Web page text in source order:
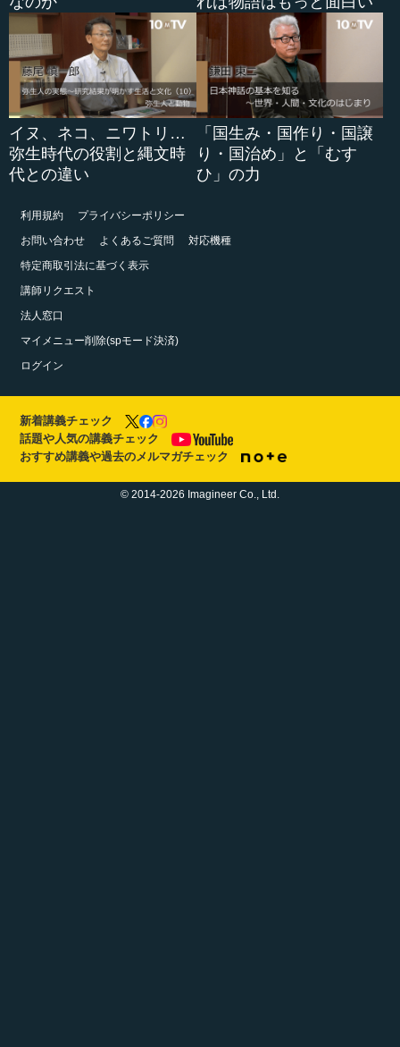
イヌ、ネコ、ニワトリ…
弥生時代の役割と縄文時
代との違い
「国生み・国作り・国譲
り・国治め」と「むす
ひ」の力
利用規約
プライバシーポリシー
お問い合わせ
よくあるご質問
対応機種
特定商取引法に基づく表示
講師リクエスト
法人窓口
マイメニュー削除(spモード決済)
ログイン
新着講義チェック
話題や人気の講義チェック
おすすめ講義や過去のメルマガチェック
© 2014-2026 Imagineer Co., Ltd.